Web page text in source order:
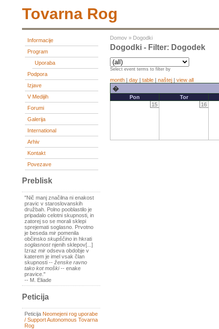
Tovarna Rog
Informacije
Program
Uporaba
Podpora
Izjave
V Medijih
Forumi
Galerija
International
Arhiv
Kontakt
Povezave
Preblisk
"Nič manj značilna ni enakost
pravic v staroslovanskih
družbah. Polno pooblastilo je
pripadalo celotni skupnosti, in
zatorej so se morali sklepi
sprejemati soglasno. Prvotno
je beseda mir pomenila
občinsko skupščino in hkrati
soglasnostnjenih sklepov[...]
Izraz mir odseva obdobje v
katerem je imel vsak član
skupnosti -- ženske ravno
tako kot moški-- enake
pravice."
-- M. Eliade
Peticija
Peticija Neomejeni rog uporabe
/ Support Autonomous Tovarna
Rog
Domov » Dogodki
Dogodki - Filter: Dogodek
Select event terms to filter by
month | day | table | naštej | view all
�
Pon
Tor
15
16